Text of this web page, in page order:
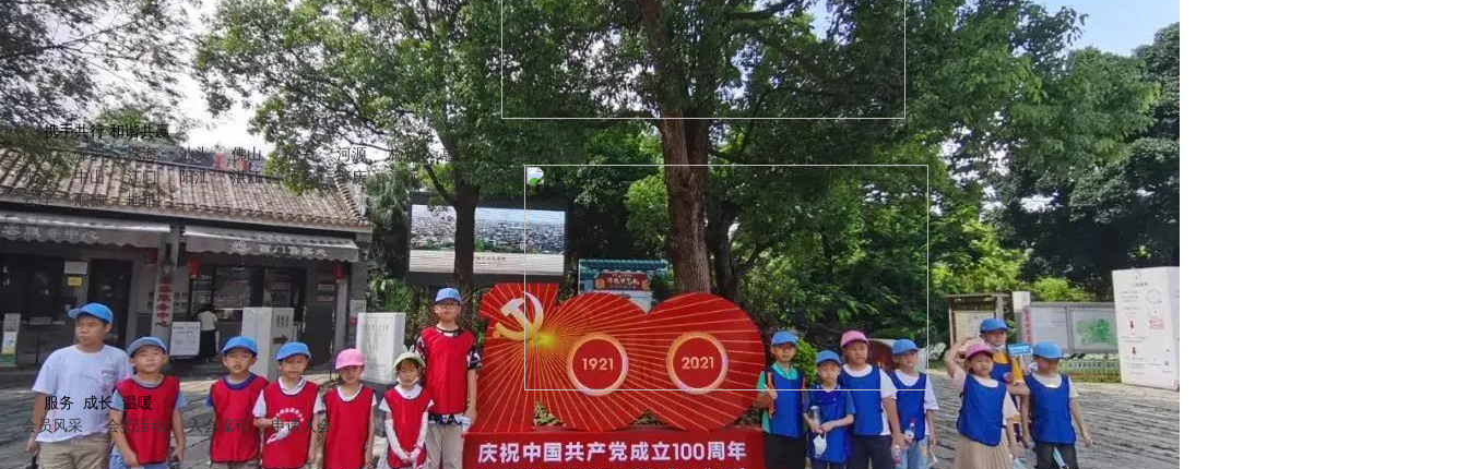
携手共行 和谐共赢
广州
深圳 珠海 汕头 佛山 韶关 河源 梅州 惠州
汕尾
东莞
中山 江门 阳江 湛江 茂名 肇庆 清远 潮州
揭阳
云浮
顺德 地市
会员之家
服务 成长 温暖
会员风采
会员活动 入会流程 申请入会